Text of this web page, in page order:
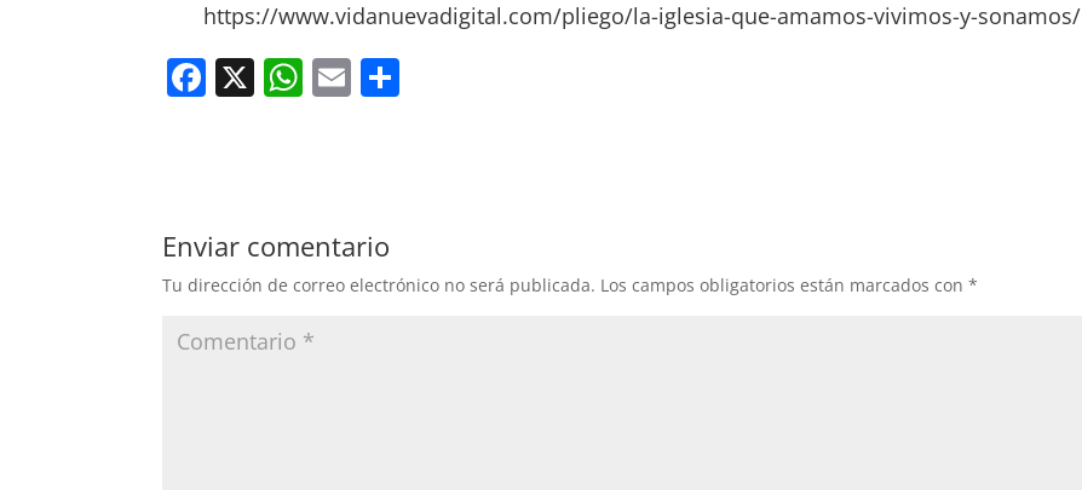
https://www.vidanuevadigital.com/pliego/la-iglesia-que-amamos-vivimos-y-sonamos/
F
b
o
o
k
X W
A
p
p
E
tir
Enviar comentario
Tu dirección de correo electrónico no será publicada. Los campos obligatorios están marcados con*